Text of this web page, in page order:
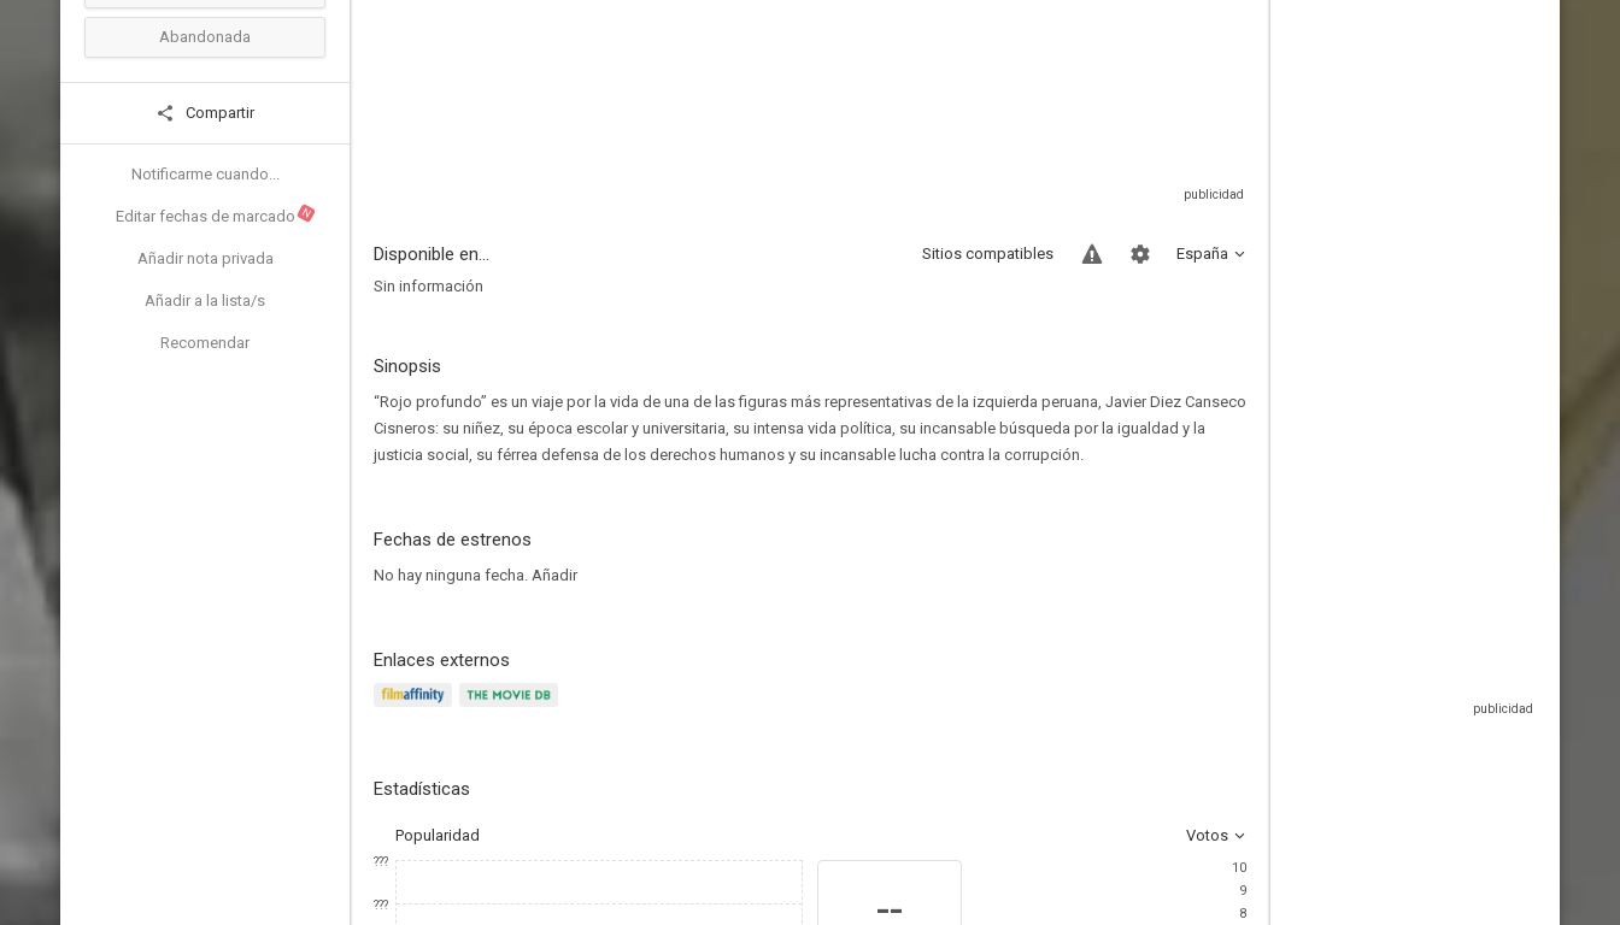
Abandonada
Compartir
Notificarme cuando...
Editar fechas de marcado N
Añadir nota privada
Añadir a la lista/s
Recomendar
Disponible en... España
Sitios compatibles
Sin información
Sinopsis
“Rojo profundo” es un viaje por la vida de una de las figuras más representativas de la izquierda peruana, Javier Diez Canseco
Cisneros: su niñez, su época escolar y universitaria, su intensa vida política, su incansable búsqueda por la igualdad y la
justicia social, su férrea defensa de los derechos humanos y su incansable lucha contra la corrupción.
Fechas de estrenos
No hay ninguna fecha. Añadir
Enlaces externos
Estadísticas
Popularidad Votos
???
??? --
10
9
8